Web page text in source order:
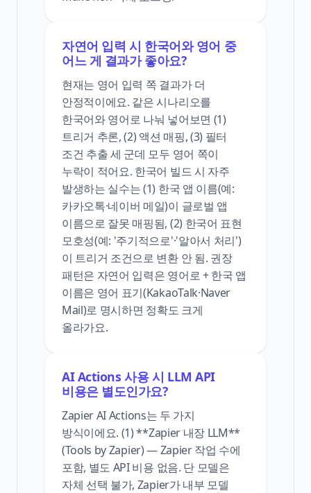
자연어 입력 시 한국어와 영어 중
어느 게 결과가 좋아요?
현재는 영어 입력 쪽 결과가 더
안정적이에요. 같은 시나리오를
한국어와 영어로 나눠 넣어보면 (1)
트리거 추론, (2) 액션 매핑, (3) 필터
조건 추출 세 군데 모두 영어 쪽이
누락이 적어요. 한국어 빌드 시 자주
발생하는 실수는 (1) 한국 앱 이름(예:
카카오톡·네이버 메일)이 글로벌 앱
이름으로 잘못 매핑됨, (2) 한국어 표현
모호성(예: '주기적으로'·'알아서 처리')
이 트리거 조건으로 변환 안 됨. 권장
패턴은 자연어 입력은 영어로 + 한국 앱
이름은 영어 표기(KakaoTalk·Naver
Mail)로 명시하면 정확도 크게
올라가요.
AI Actions 사용 시 LLM API
비용은 별도인가요?
Zapier AI Actions는 두 가지
방식이에요. (1) **Zapier 내장 LLM**
(Tools by Zapier) — Zapier 작업 수에
포함, 별도 API 비용 없음. 단 모델은
자체 선택 불가, Zapier가 내부 모델